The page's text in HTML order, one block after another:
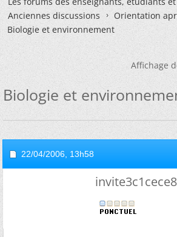
Anciennes discussions
Orientation
Biologie et environnement
Affichage
Biologie et
22/04/2006, 13h58
invite3c1cece8